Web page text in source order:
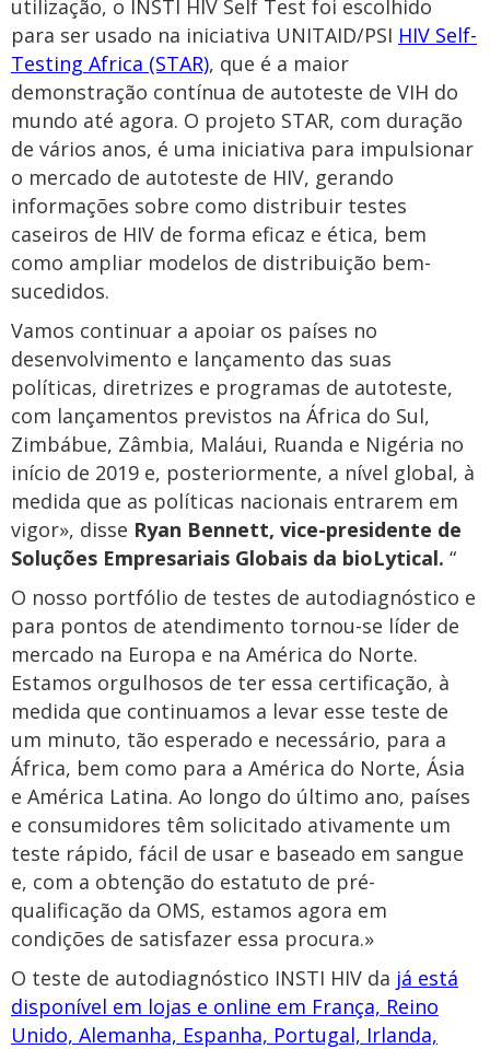
utilização, o INSTI HIV Self Test foi escolhido
para ser usado na iniciativa UNITAID/PSI HIV Self-
Testing Africa (STAR), que é a maior
demonstração contínua de autoteste de VIH do
mundo até agora. O projeto STAR, com duração
de vários anos, é uma iniciativa para impulsionar
o mercado de autoteste de HIV, gerando
informações sobre como distribuir testes
caseiros de HIV de forma eficaz e ética, bem
como ampliar modelos de distribuição bem-
sucedidos.
Vamos continuar a apoiar os países no
desenvolvimento e lançamento das suas
políticas, diretrizes e programas de autoteste,
com lançamentos previstos na África do Sul,
Zimbábue, Zâmbia, Maláui, Ruanda e Nigéria no
início de 2019 e, posteriormente, a nível global, à
medida que as políticas nacionais entrarem em
vigor», disse Ryan Bennett, vice-presidente de
Soluções Empresariais Globais da bioLytical. “
O nosso portfólio de testes de autodiagnóstico e
para pontos de atendimento tornou-se líder de
mercado na Europa e na América do Norte.
Estamos orgulhosos de ter essa certificação, à
medida que continuamos a levar esse teste de
um minuto, tão esperado e necessário, para a
África, bem como para a América do Norte, Ásia
e América Latina. Ao longo do último ano, países
e consumidores têm solicitado ativamente um
teste rápido, fácil de usar e baseado em sangue
e, com a obtenção do estatuto de pré-
qualificação da OMS, estamos agora em
condições de satisfazer essa procura.»
O teste de autodiagnóstico INSTI HIV da já está
disponível em lojas e online em França, Reino
Unido, Alemanha, Espanha, Portugal, Irlanda,